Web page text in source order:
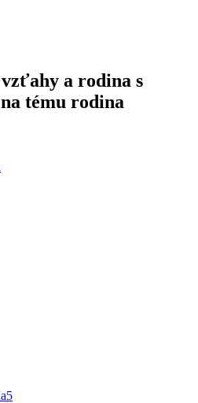
a rodina s
tému rodina
5